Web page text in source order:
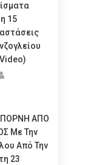
15
ΑΠΟ
Με Την
Από Την
23